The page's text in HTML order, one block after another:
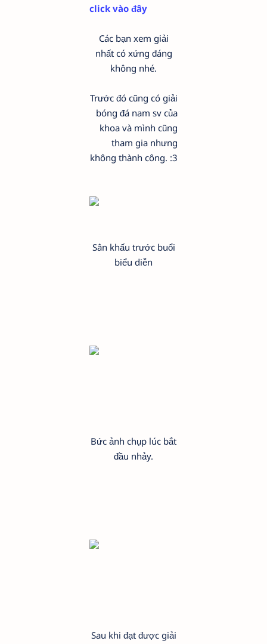
click vào đây
Các bạn xem giải
nhất có xứng đáng
không nhé.
Trước đó cũng có giải
bóng đá nam sv của
khoa và mình cũng
tham gia nhưng
không thành công. :3
Sân khấu trước buổi
biểu diễn
Bức ảnh chụp lúc bắt
đầu nhảy.
Sau khi đạt được giải